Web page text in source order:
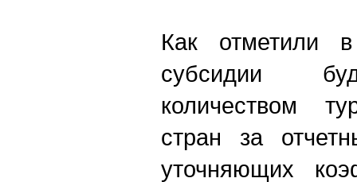
Как отметили
субсидии
количеством
стран за
уточняющих